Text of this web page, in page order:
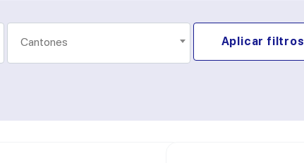
Aplicar filtros